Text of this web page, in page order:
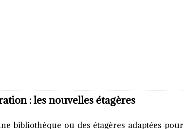
: les nouvelles étagères
bibliothèque ou des étagères adaptées pour